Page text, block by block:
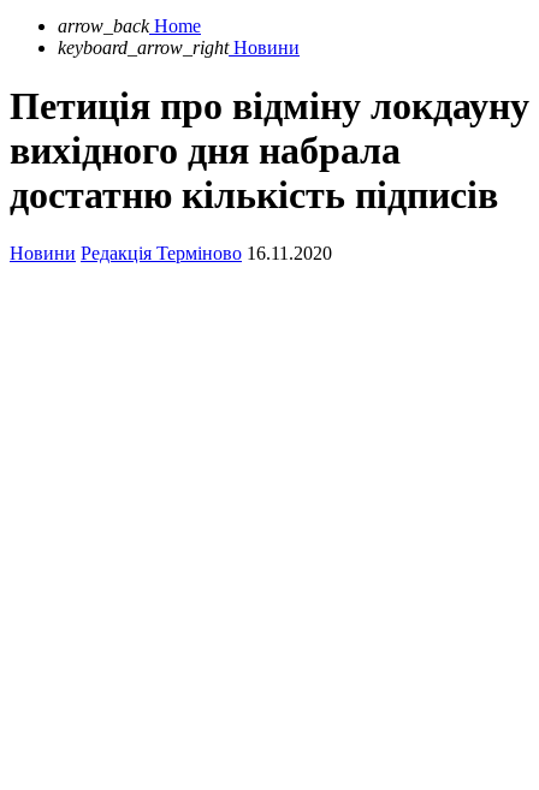
arrow_back Home
keyboard_arrow_right Новини
Петиція про відміну локдауну
вихідного дня набрала
достатню кількість підписів
Новини Редакція Терміново 16.11.2020